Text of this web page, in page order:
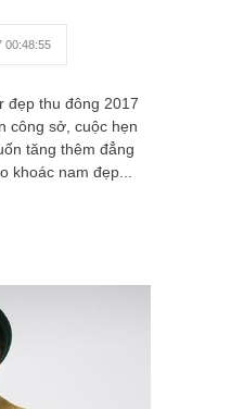
00:48:55
đẹp thu đông 2017
công sở, cuộc hẹn
tăng thêm đẳng
khoác nam đẹp...